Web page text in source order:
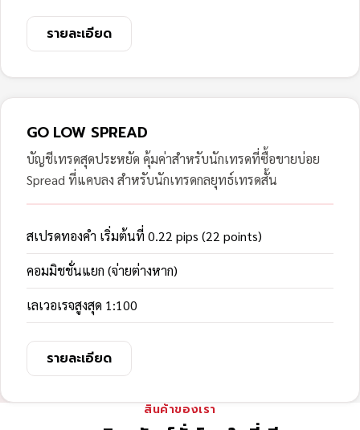
รายละเอียด
GO LOW SPREAD
บัญชีเทรดสุดประหยัด คุ้มค่าสำหรับนักเทรดที่ซื้อขายบ่อย
Spread ที่แคบลง สำหรับนักเทรดกลยุทธ์เทรดสั้น
สเปรดทองคำ เริ่มต้นที่ 0.22 pips (22 points)
คอมมิชชั่นแยก (จ่ายต่างหาก)
เลเวอเรจสูงสุด 1:100
รายละเอียด
สินค้าของเรา